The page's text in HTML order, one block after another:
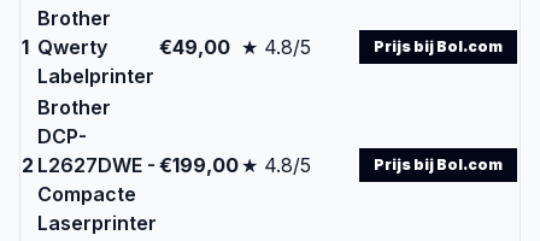
1
Brother
Qwerty
Labelprinter
€49,00 ★ 4.8/5 Prijs bij Bol.com
2
Brother
DCP-
L2627DWE -
Compacte
Laserprinter
€199,00★ 4.8/5 Prijs bij Bol.com